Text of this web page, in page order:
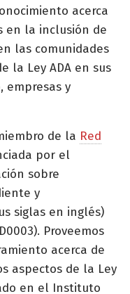
acerca
en la inclusión de
las comunidades
la Ley ADA en sus
empresas y
de la Red
por el
sobre
y
siglas en inglés)
Proveemos
acerca de
aspectos de la Ley
en el Instituto